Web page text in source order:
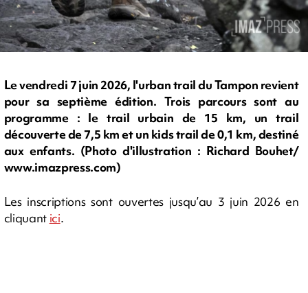
Le vendredi 7 juin 2026, l'urban trail du Tampon revient
pour sa septième édition. Trois parcours sont au
programme : le trail urbain de 15 km, un trail
découverte de 7,5 km et un kids trail de 0,1 km, destiné
aux enfants. (Photo d'illustration : Richard Bouhet/
www.imazpress.com)
Les inscriptions sont ouvertes jusqu’au 3 juin 2026 en
cliquant ici.